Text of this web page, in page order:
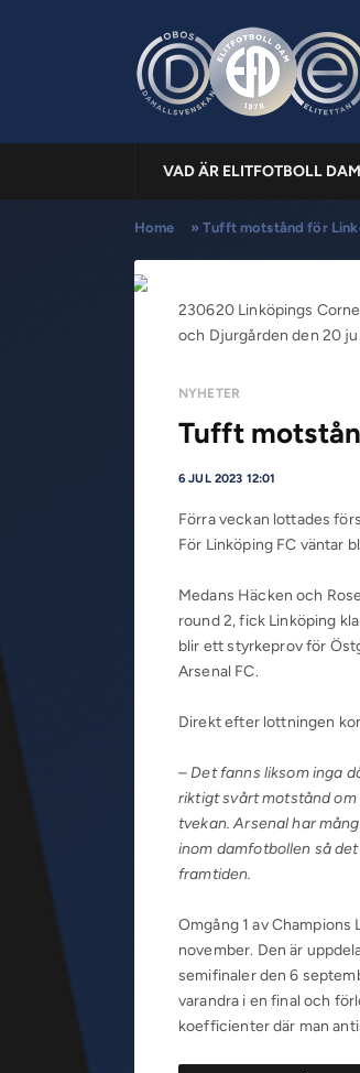
VAD ÄR ELITFOTBOLL DAM
Home »Tufft motstånd för
230620 Linköpings
och Djurgården den 20
NYHETER
Tufft
6 JUL 2023 12:01
Förra veckan lottades
För Linköping FC väntar
Medans Häcken och
round 2, fick Linköping
blir ett styrkeprov för
Arsenal FC.
Direkt efter lottningen
–Det fanns liksom inga
riktigt svårt motstånd
tvekan. Arsenal har
inom damfotbollen så
framtiden.
Omgång 1 av
november. Den är
semifinaler den 6
varandra i en final och
koefficienter där man